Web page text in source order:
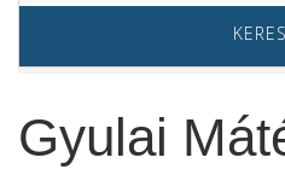
Gyulai